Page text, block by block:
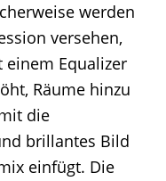
werden
versehen,
einem Equalizer
Räume hinzu
die
brillantes Bild
einfügt. Die